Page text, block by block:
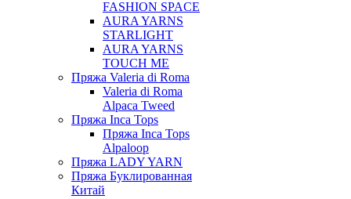
FASHION SPACE
AURA YARNS
STARLIGHT
AURA YARNS
TOUCH ME
Пряжа Valeria di Roma
Valeria di Roma
Alpaca Tweed
Пряжа Inca Tops
Пряжа Inca Tops
Alpaloop
Пряжа LADY YARN
Пряжа Буклированная
Китай